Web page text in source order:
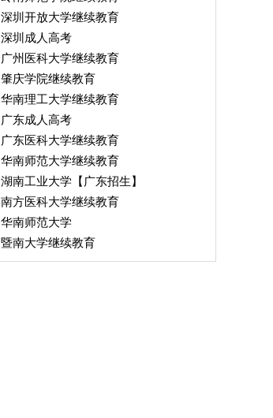
深圳开放大学继续教育
深圳成人高考
广州医科大学继续教育
肇庆学院继续教育
华南理工大学继续教育
广东成人高考
广东医科大学继续教育
华南师范大学继续教育
湖南工业大学【广东招生】
南方医科大学继续教育
华南师范大学
暨南大学继续教育